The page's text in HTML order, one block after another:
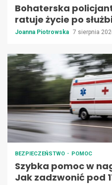
Bohaterska
ratuje życie po
Joanna Piotrowska 7 sierpnia
BEZPIECZEŃSTWO POMOC
Szybka pomoc w
Jak zadzwonić pod